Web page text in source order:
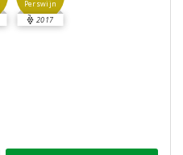
Perswijn
2017